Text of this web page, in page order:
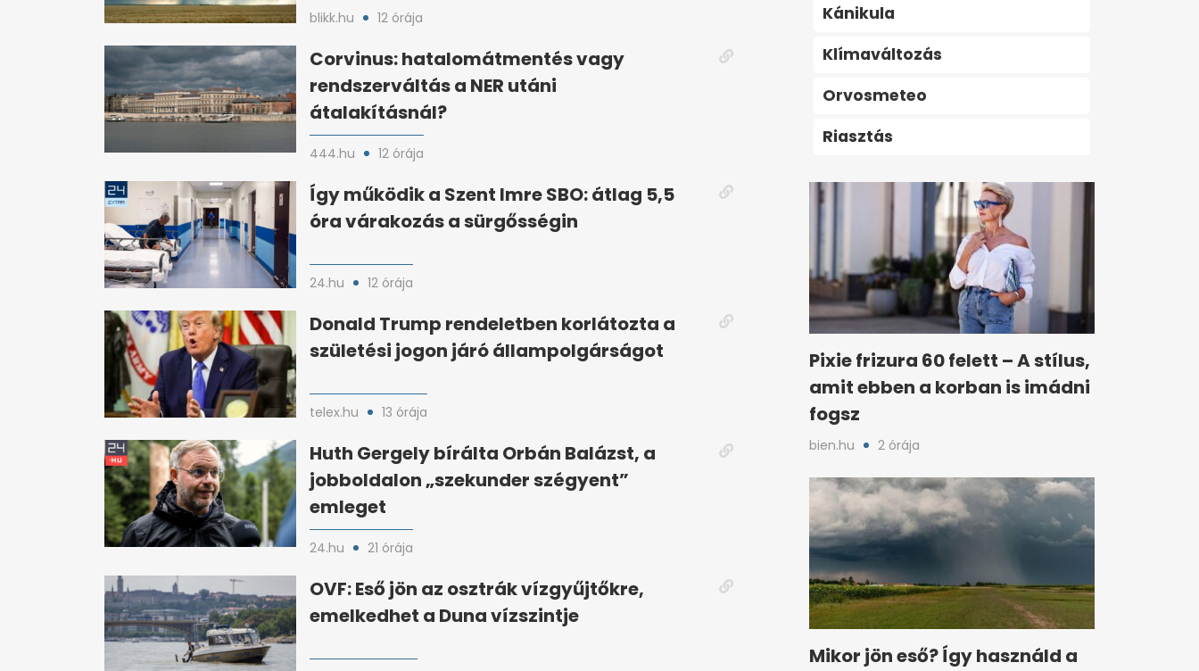
blikk.hu 12 órája
Corvinus: hatalomátmentés vagy
rendszerváltás a NER utáni
átalakításnál?
444.hu 12 órája
Így működik a Szent Imre SBO: átlag 5,5
óra várakozás a sürgősségin
24.hu 12 órája
Donald Trump rendeletben korlátozta a
születési jogon járó állampolgárságot
telex.hu 13 órája
Huth Gergely bírálta Orbán Balázst, a
jobboldalon „szekunder szégyent”
emleget
24.hu 21 órája
OVF: Eső jön az osztrák vízgyűjtőkre,
emelkedhet a Duna vízszintje
Kánikula
Klímaváltozás
Orvosmeteo
Riasztás
Pixie frizura 60 felett – A stílus,
amit ebben a korban is imádni
fogsz
bien.hu 2 órája
Mikor jön eső? Így használd a